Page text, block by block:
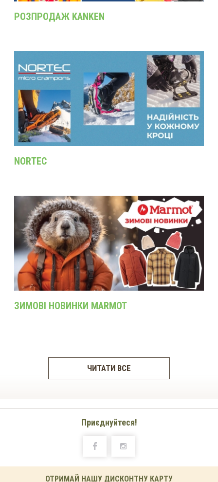
РОЗПРОДАЖ KANKEN
NORTEC
ЗИМОВІ НОВИНКИ MARMOT
ЧИТАТИ ВСЕ
Приєднуйтеся!
ОТРИМАЙ НАШУ ДИСКОНТНУ КАРТУ